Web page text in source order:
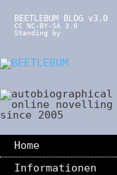
BEETLEBUM BLOG v3.0
CC NC-BY-SA 3.0
Standing by
Home
Informationen